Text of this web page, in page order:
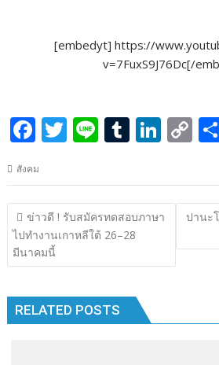
[embedyt] https://
v=7FuxS9J76Dc[/
F
e
b
o
o
T
itt
er
Li
e
T
m
bl
r
Li
k
e
dI
n
C
p
y
Li
n
สังคม
แนะแนว
เรื่อง
ข่าวดี ! รับสมัครทดสอบภาษา
ไปทำงานเกาหลีใต้ 26–28
มีนาคมนี้
ปานะ
RELATED POSTS